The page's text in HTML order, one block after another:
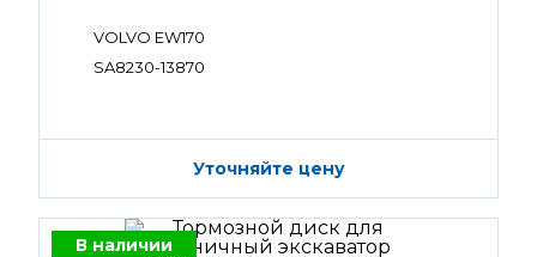
VOLVO EW170
SA8230-13870
Уточняйте цену
В наличии